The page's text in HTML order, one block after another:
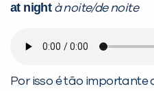
at nightà noite/de noite
Por isso é tão importante